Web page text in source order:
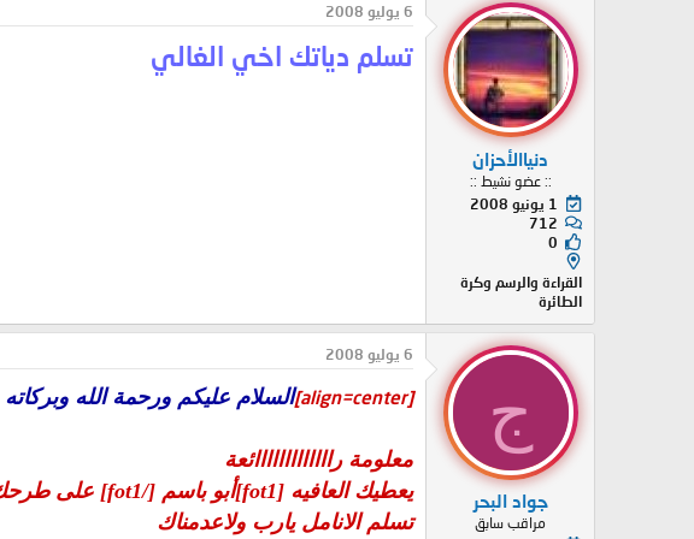
دنياالأحزان
:: عضو نشيط ::
1 يونيو 2008
712
0
القراءة والرسم وكرة
الطائرة
6 يوليو 2008
تسلم دياتك اخي الغالي
ج
جواد البحر
مراقب سابق
6 يوليو 2008
[align=center] السلام عليكم ورحمة الله وبركاته
معلومة رااااااااااااائعة
يعطيك العافيه [fot1]أبو باسم [/fot1] على طرحك
تسلم الانامل يارب ولاعدمناك